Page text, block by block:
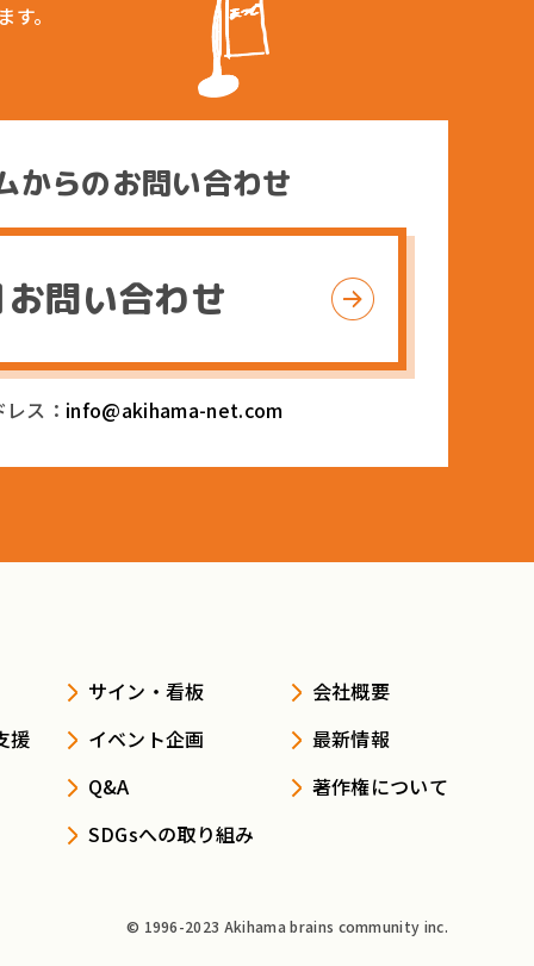
。
からのお問い合わせ
お問い合わせ
ス： info@akihama-net.com
援
サイン・看板
イベント企画
Q&A
SDGsへの取り組み
会社概要
最新情報
著作権について
© 1996-2023 Akihama brains community inc.